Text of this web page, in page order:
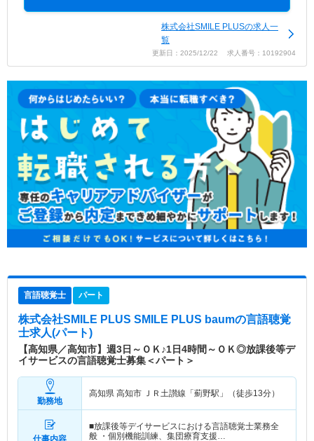
株式会社SMILE PLUSの求人一
覧
更新日：2025/12/22 求人番号：10192904
言語聴覚士 パート
株式会社SMILE PLUS SMILE PLUS baumの言語聴覚
士求人(パート)
【高知県／高知市】週3日～ＯＫ♪1日4時間～ＯＫ◎放課後等デ
イサービスの言語聴覚士募集＜パート＞
勤務地
高知県 高知市 ＪＲ土讃線「薊野駅」（徒歩13分）
仕事内容
■放課後等デイサービスにおける言語聴覚士業務全
般 ・個別機能訓練、集団療育支援…